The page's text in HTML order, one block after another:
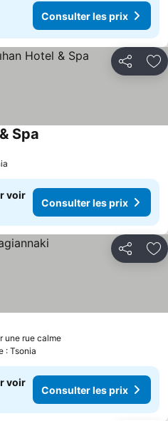
Consulter les prix
Partager
Spa
voir
Consulter les prix
Partager
une rue calme
: Tsonia
voir
Consulter les prix